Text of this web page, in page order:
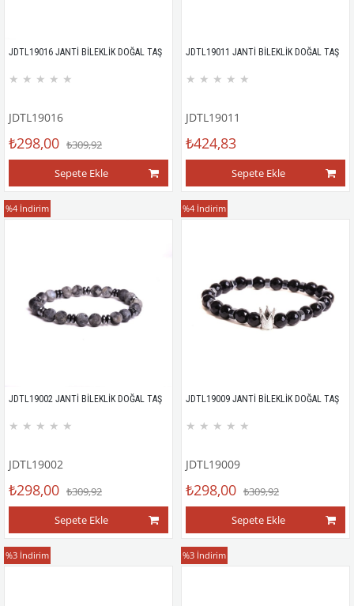
JDTL19016 JANTİ BİLEKLİK DOĞAL TAŞ
★ ★ ★ ★ ★
JDTL19016
₺298,00 ₺309,92
Sepete Ekle
JDTL19011 JANTİ BİLEKLİK DOĞAL TAŞ
★ ★ ★ ★ ★
JDTL19011
₺424,83
Sepete Ekle
Bileklik
JDTL19002 JANTİ BİLEKLİK DOĞAL TAŞ
★ ★ ★ ★ ★
JDTL19002
₺298,00 ₺309,92
Sepete Ekle
%4 İndirim Bileklik
JDTL19009 JANTİ BİLEKLİK DOĞAL TAŞ
★ ★ ★ ★ ★
JDTL19009
₺298,00 ₺309,92
Sepete Ekle
%4 İndirim
Bileklik
%3 İndirim Bileklik
%3 İndirim